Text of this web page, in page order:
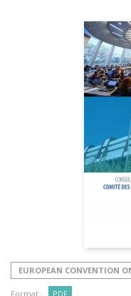
EUROPEAN CONVENTION
Format : PDF